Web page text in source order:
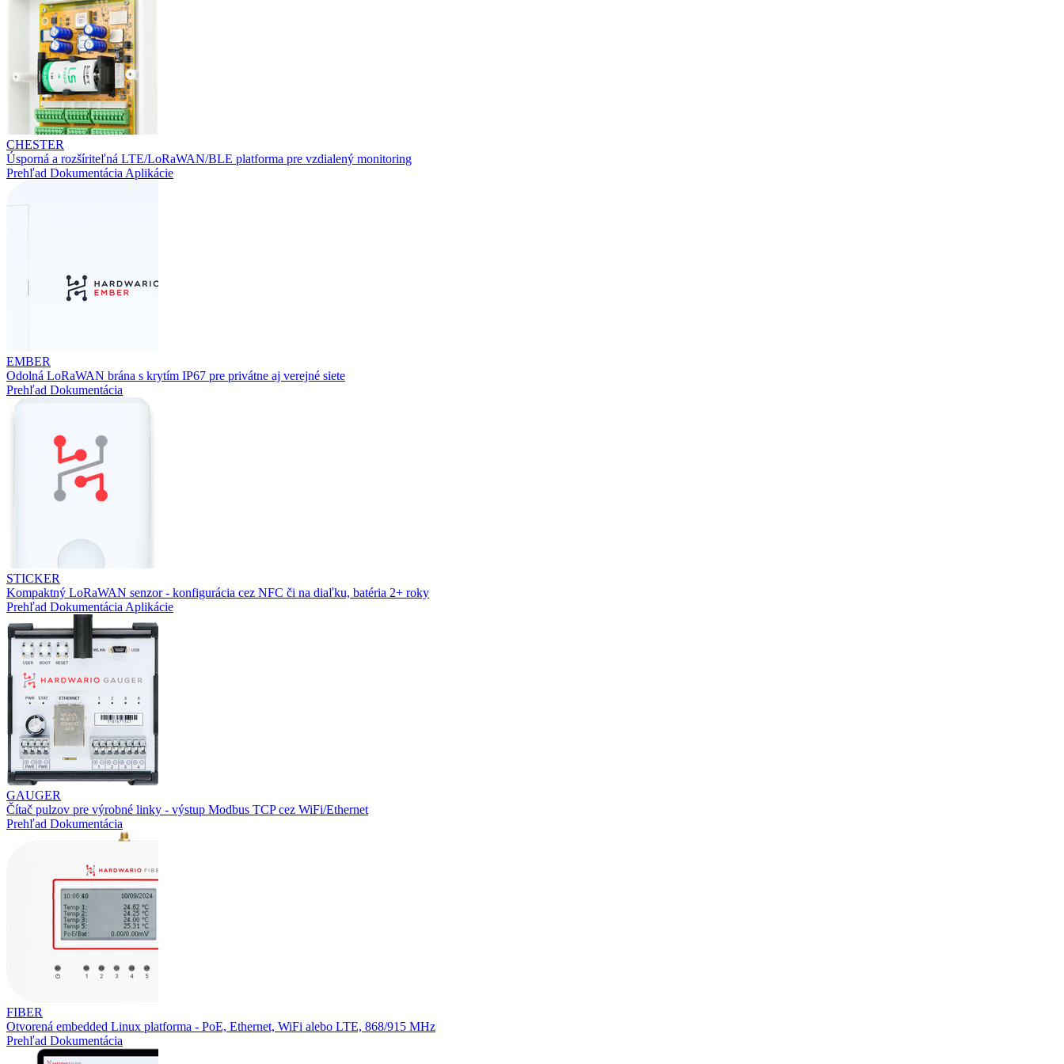
CHESTER
Úsporná a rozšíriteľná LTE/LoRaWAN/BLE platforma pre vzdialený monitoring
Prehľad Dokumentácia Aplikácie
EMBER
Odolná LoRaWAN brána s krytím IP67 pre privátne aj verejné siete
Prehľad Dokumentácia
STICKER
Kompaktný LoRaWAN senzor - konfigurácia cez NFC či na diaľku, batéria 2+ roky
Prehľad Dokumentácia Aplikácie
GAUGER
Čítač pulzov pre výrobné linky - výstup Modbus TCP cez WiFi/Ethernet
Prehľad Dokumentácia
FIBER
Otvorená embedded Linux platforma - PoE, Ethernet, WiFi alebo LTE, 868/915 MHz
Prehľad Dokumentácia